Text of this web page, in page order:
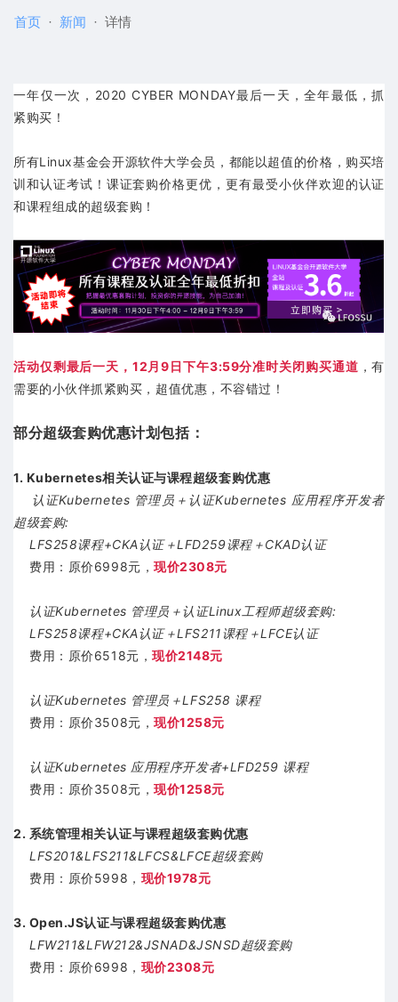
首页 新闻 详情
一年仅一次，2020 CYBER MONDAY最后一天，全年最低，抓
紧购买！
所有Linux基金会开源软件大学会员，都能以超值的价格，购买培
训和认证考试！课证套购价格更优，更有最受小伙伴欢迎的认证
和课程组成的超级套购！
活动仅剩最后一天，12月9日下午3:59分准时关闭购买通道 ，有
需要的小伙伴抓紧购买，超值优惠，不容错过！
部分超级套购优惠计划包括：
1. Kubernetes相关认证与课程超级套购优惠
认证Kubernetes 管理员＋认证Kubernetes 应用程序开发者
超级套购:
LFS258课程+CKA认证＋LFD259课程＋CKAD认证
费用：原价6998元，现价2308元
认证Kubernetes 管理员＋认证Linux工程师超级套购:
LFS258课程+CKA认证＋LFS211课程＋LFCE认证
费用：原价6518元，现价2148元
认证Kubernetes 管理员＋LFS258 课程
费用：原价3508元，现价1258元
认证Kubernetes 应用程序开发者+LFD259 课程
费用：原价3508元，现价1258元
2. 系统管理相关认证与课程超级套购优惠
LFS201&LFS211&LFCS&LFCE超级套购
费用：原价5998， 现价1978元
3. Open.JS认证与课程超级套购优惠
LFW211&LFW212&JSNAD&JSNSD超级套购
费用：原价6998， 现价2308元